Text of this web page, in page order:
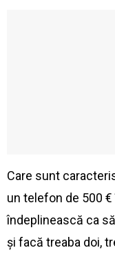
Care sunt
un telefon de 500
îndeplinească ca
și facă treaba doi,